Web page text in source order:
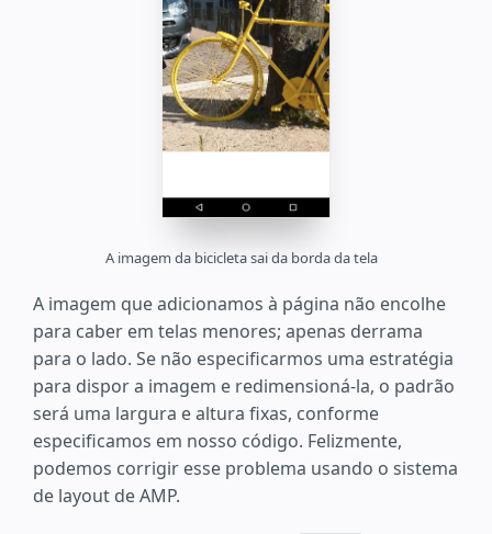
A imagem da bicicleta sai da borda da tela
A imagem que adicionamos à página não encolhe
para caber em telas menores; apenas derrama
para o lado. Se não especificarmos uma estratégia
para dispor a imagem e redimensioná-la, o padrão
será uma largura e altura fixas, conforme
especificamos em nosso código. Felizmente,
podemos corrigir esse problema usando o sistema
de layout de AMP.